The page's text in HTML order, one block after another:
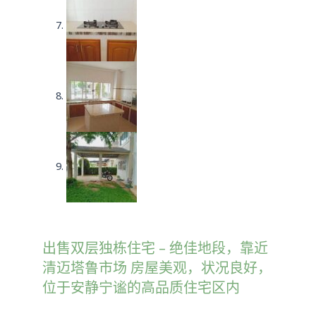
出售双层独栋住宅 – 绝佳地段，靠近
清迈塔鲁市场 房屋美观，状况良好，
位于安静宁谧的高品质住宅区内